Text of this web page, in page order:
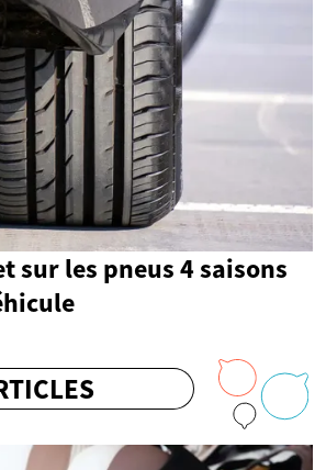
sur les pneus 4 saisons